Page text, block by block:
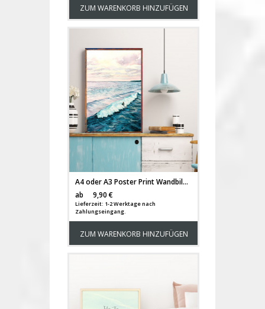
ZUM WARENKORB HINZUFÜGEN
A4 oder A3 Poster Print Wandbild Surfer auf Welle Plakat Meer Aquarell Kunstdruck p164
ab
9,90 €
Lieferzeit: 1-2 Werktage nach
Zahlungseingang.
ZUM WARENKORB HINZUFÜGEN